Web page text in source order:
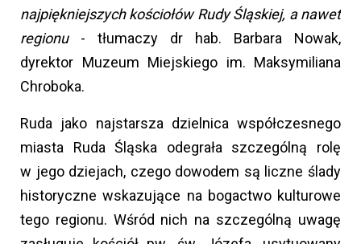
najpiękniejszych kościołów Rudy Śląskiej, a nawet
regionu- tłumaczy dr hab. Barbara Nowak,
dyrektor Muzeum Miejskiego im. Maksymiliana
Chroboka.
Ruda jako najstarsza dzielnica współczesnego
miasta Ruda Śląska odegrała szczególną rolę
w jego dziejach, czego dowodem są liczne ślady
historyczne wskazujące na bogactwo kulturowe
tego regionu. Wśród nich na szczególną uwagę